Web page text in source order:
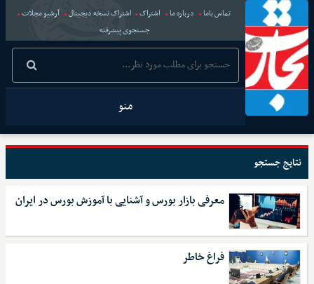
تماس باما درباره ما اشتراک اشتراک نسخه دیجیتال
آرشیو مجلات
جستجوی پیشرفته
منو
نتایج جستجو
معرفی بازار بورس و آشنایی با آموزش بورس در ایران
فراغ خاطر